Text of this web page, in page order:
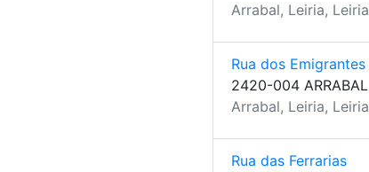
Arrabal, Leiria, Leiria
Rua dos Emigrantes
2420-004 ARRABAL
Arrabal, Leiria, Leiria
Rua das Ferrarias